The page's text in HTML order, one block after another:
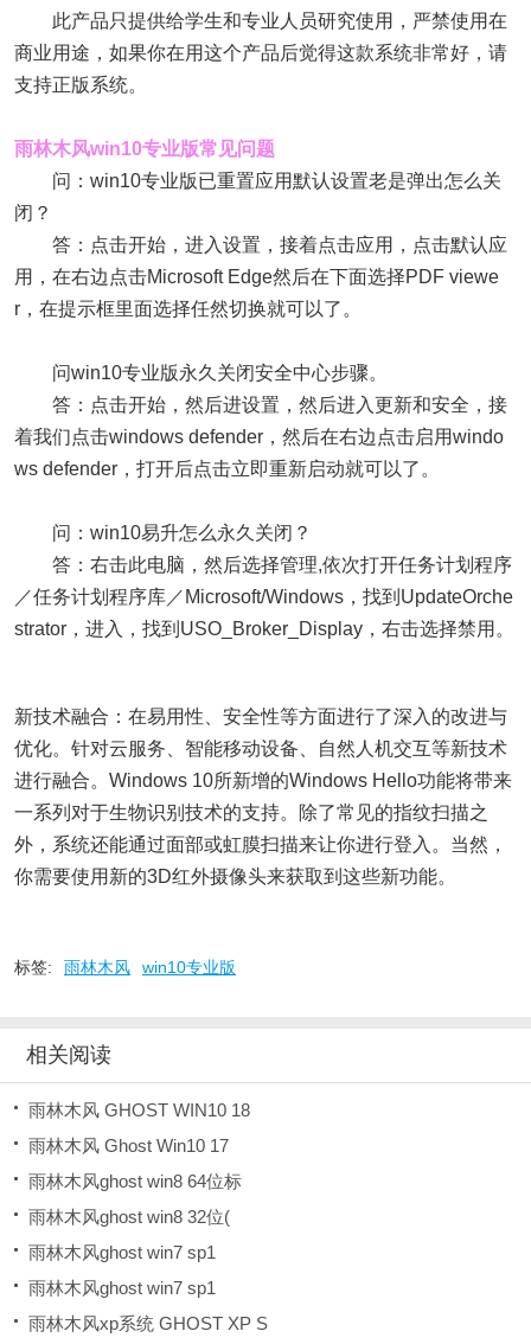
此产品只提供给学生和专业人员研究使用，严禁使用在
商业用途，如果你在用这个产品后觉得这款系统非常好，请
支持正版系统。
雨林木风win10专业版常见问题
问：win10专业版已重置应用默认设置老是弹出怎么关
闭？
答：点击开始，进入设置，接着点击应用，点击默认应
用，在右边点击Microsoft Edge然后在下面选择PDF viewe
r，在提示框里面选择任然切换就可以了。
问win10专业版永久关闭安全中心步骤。
答：点击开始，然后进设置，然后进入更新和安全，接
着我们点击windows defender，然后在右边点击启用windo
ws defender，打开后点击立即重新启动就可以了。
问：win10易升怎么永久关闭？
答：右击此电脑，然后选择管理,依次打开任务计划程序
／任务计划程序库／Microsoft/Windows，找到UpdateOrche
strator，进入，找到USO_Broker_Display，右击选择禁用。
新技术融合：在易用性、安全性等方面进行了深入的改进与
优化。针对云服务、智能移动设备、自然人机交互等新技术
进行融合。Windows 10所新增的Windows Hello功能将带来
一系列对于生物识别技术的支持。除了常见的指纹扫描之
外，系统还能通过面部或虹膜扫描来让你进行登入。当然，
你需要使用新的3D红外摄像头来获取到这些新功能。
标签: 雨林木风 win10专业版
相关阅读
雨林木风 GHOST WIN10 18
雨林木风 Ghost Win10 17
雨林木风ghost win8 64位标
雨林木风ghost win8 32位(
雨林木风ghost win7 sp1
雨林木风ghost win7 sp1
雨林木风xp系统 GHOST XP S